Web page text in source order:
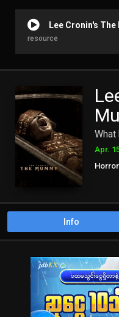
Lee Cronin's
resource
What
Apr.
Horror
Info